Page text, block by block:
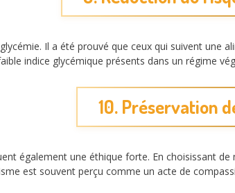
Il a été prouvé que ceux qui suivent une
indice glycémique présents dans un régime
10. Préservation
également une éthique forte. En choisissant
est souvent perçu comme un acte de